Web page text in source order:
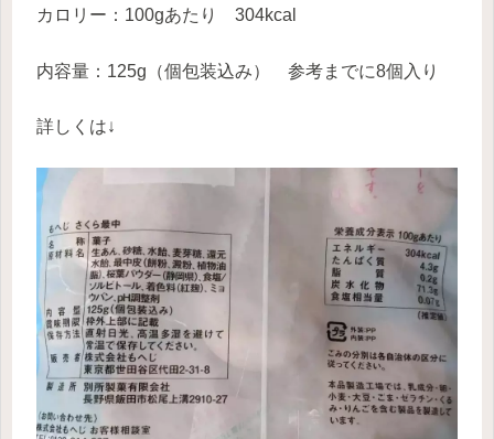
カロリー：100gあたり 304kcal
内容量：125g（個包装込み） 参考までに8個入り
詳しくは↓